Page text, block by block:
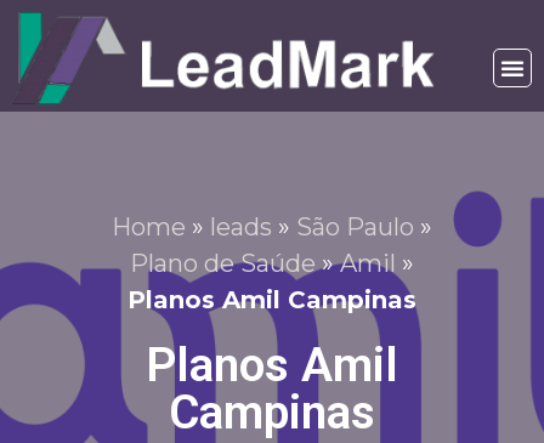
Home » leads » São Paulo »
Plano de Saúde»Amil »
Planos Amil Campinas
Planos Amil
Campinas